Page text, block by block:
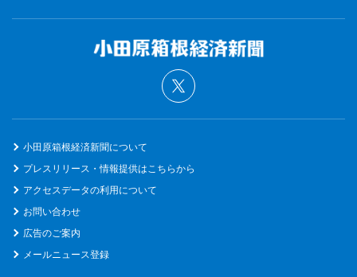
小田原箱根経済新聞について
プレスリリース・情報提供はこちらから
アクセスデータの利用について
お問い合わせ
広告のご案内
メールニュース登録